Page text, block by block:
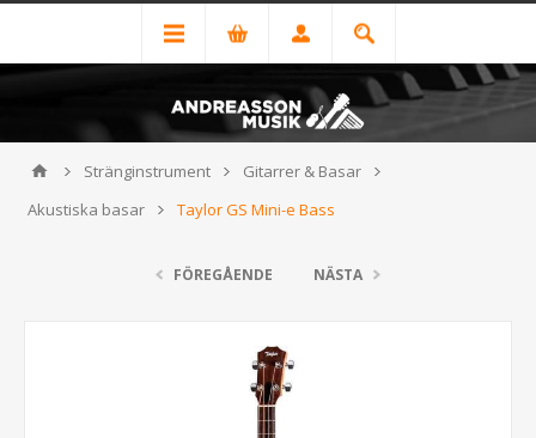
Stränginstrument
Gitarrer & Basar
Akustiska basar
Taylor GS Mini-e Bass
FÖREGÅENDE NÄSTA